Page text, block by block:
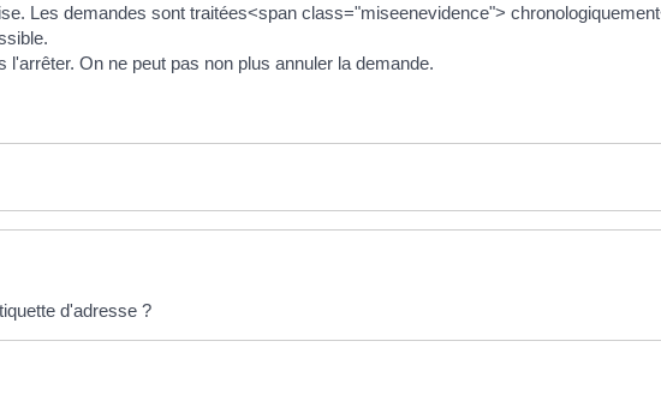
Les demandes sont traitées<span class="miseenevidence">
On ne peut pas non plus annuler la demande.
d'adresse ?